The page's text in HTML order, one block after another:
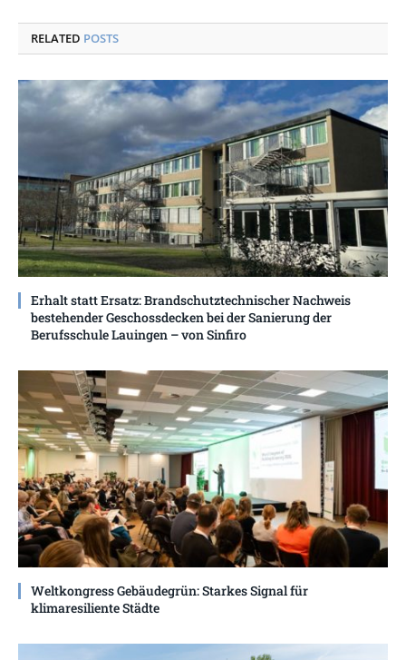
RELATED POSTS
Erhalt statt Ersatz: Brandschutztechnischer Nachweis
bestehender Geschossdecken bei der Sanierung der
Berufsschule Lauingen – von Sinfiro
Weltkongress Gebäudegrün: Starkes Signal für
klimaresiliente Städte